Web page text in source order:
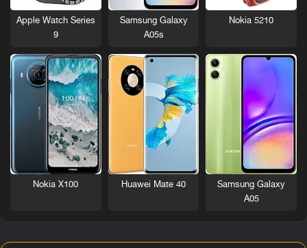
Nokia 5210
Samsung Galaxy
A05s
Apple Watch Series
9
Samsung Galaxy
A05
Huawei Mate 40
Nokia X100